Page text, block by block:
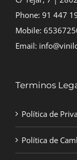
Phone: 91 447
Mobile:
Email:
Terminos
Política de
Política de